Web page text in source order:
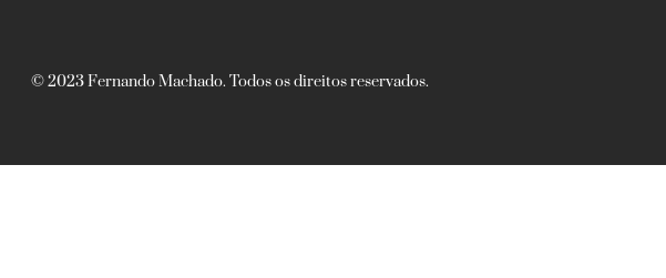
© 2023 Fernando Machado. Todos os direitos reservados.